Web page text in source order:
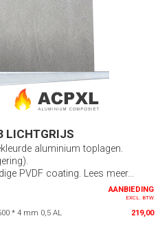
LICHTGRIJS
aluminium toplagen.
PVDF coating. Lees meer...
AANBIEDING
EXCL. BTW
* 4 mm 0,5 AL 219,00